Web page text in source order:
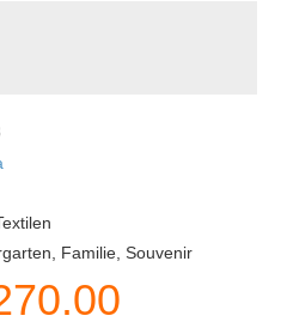
Familie, Souvenir